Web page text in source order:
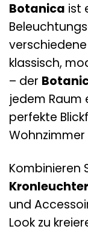
Botanica ist
klassisch,
– der
jedem Raum
perfekte
Kombinieren
Kronleuchter
und
Look zu